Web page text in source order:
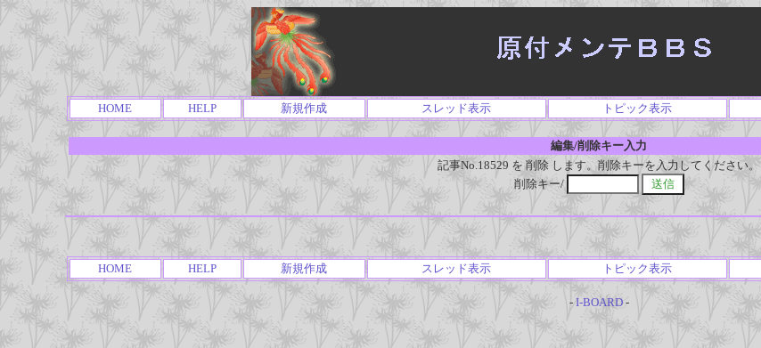
HOME HELP 新規作成 スレッド表示 トピック表示
編集/削除キー入力
記事No.18529 を 削除 します。削除キーを入力してください。
削除キー/
HOME HELP 新規作成 スレッド表示 トピック表示
- I-BOARD-